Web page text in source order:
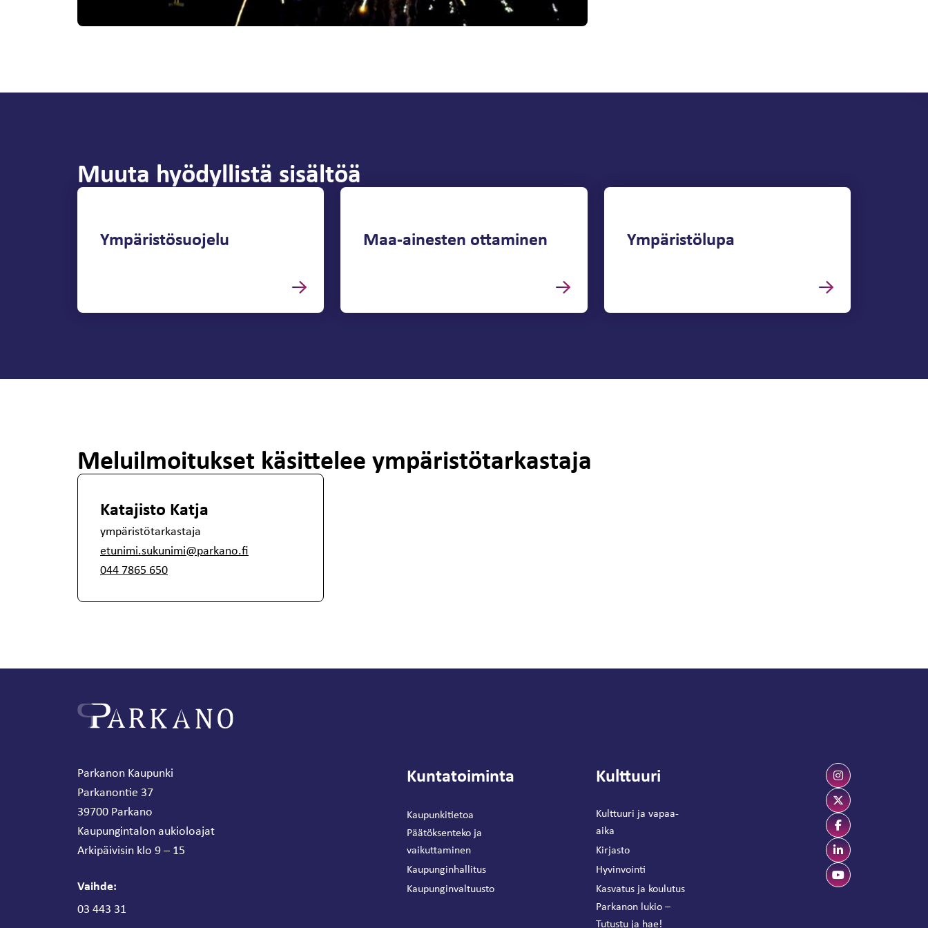
Muuta hyödyllistä sisältöä
Ympäristösuojelu Maa-ainesten ottaminen Ympäristölupa
Meluilmoitukset käsittelee ympäristötarkastaja
Katajisto Katja
ympäristötarkastaja
etunimi.sukunimi@parkano.fi
044 7865 650
Parkanon Kaupunki
Parkanontie 37
39700 Parkano
Kaupungintalon aukioloajat
Arkipäivisin klo 9 – 15
Vaihde:
03 443 31
Kuntatoiminta
Kaupunkitietoa
Päätöksenteko ja
vaikuttaminen
Kaupunginhallitus
Kaupunginvaltuusto
Kulttuuri
Kulttuuri ja vapaa-
aika
Kirjasto
Hyvinvointi
Kasvatus ja koulutus
Parkanon lukio –
Tutustu ja hae!